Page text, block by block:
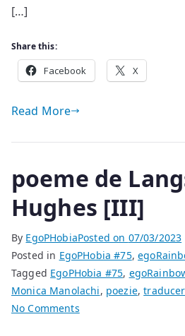
[…]
Share this:
Facebook X
Read More
poeme de
Hughes [III]
By EgoPHobiaPosted on 07/03/2023
Posted in EgoPHobia #75,
Tagged EgoPHobia #75,
Monica Manolachi, poezie,
No Commentson